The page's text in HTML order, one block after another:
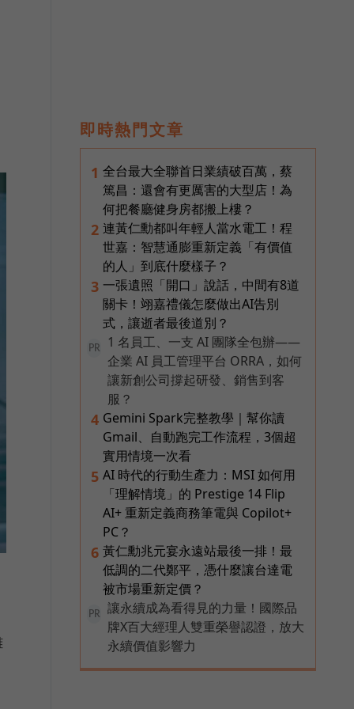
即時熱門文章
1 全台最大全聯首日業績破百萬，蔡
篤昌：還會有更厲害的大型店！為
何把餐廳健身房都搬上樓？
2 連黃仁勳都叫年輕人當水電工！程
世嘉：智慧通膨重新定義「有價值
的人」到底什麼樣子？
3 一張遺照「開口」說話，中間有8道
關卡！翊嘉禮儀怎麼做出AI告別
式，讓逝者最後道別？
PR
1 名員工、一支 AI 團隊全包辦——
企業 AI 員工管理平台 ORRA，如何
讓新創公司撐起研發、銷售到客
服？
4 Gemini Spark完整教學｜幫你讀
Gmail、自動跑完工作流程，3個超
實用情境一次看
5 AI 時代的行動生產力：MSI 如何用
「理解情境」的 Prestige 14 Flip
AI+ 重新定義商務筆電與 Copilot+
PC？
6 黃仁勳兆元宴永遠站最後一排！最
低調的二代鄭平，憑什麼讓台達電
被市場重新定價？
PR
讓永續成為看得見的力量！國際品
牌X百大經理人雙重榮譽認證，放大
永續價值影響力